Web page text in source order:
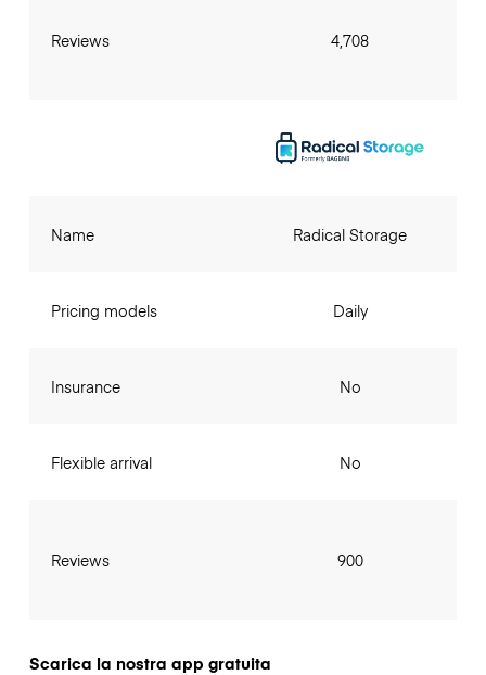
Reviews 4,708
Name
Pricing models
Insurance
Flexible arrival
Reviews
Radical Storage
Daily
No
No
900
Scarica la nostra app gratuita